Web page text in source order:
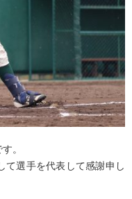
。
て選手を代表して感謝申し